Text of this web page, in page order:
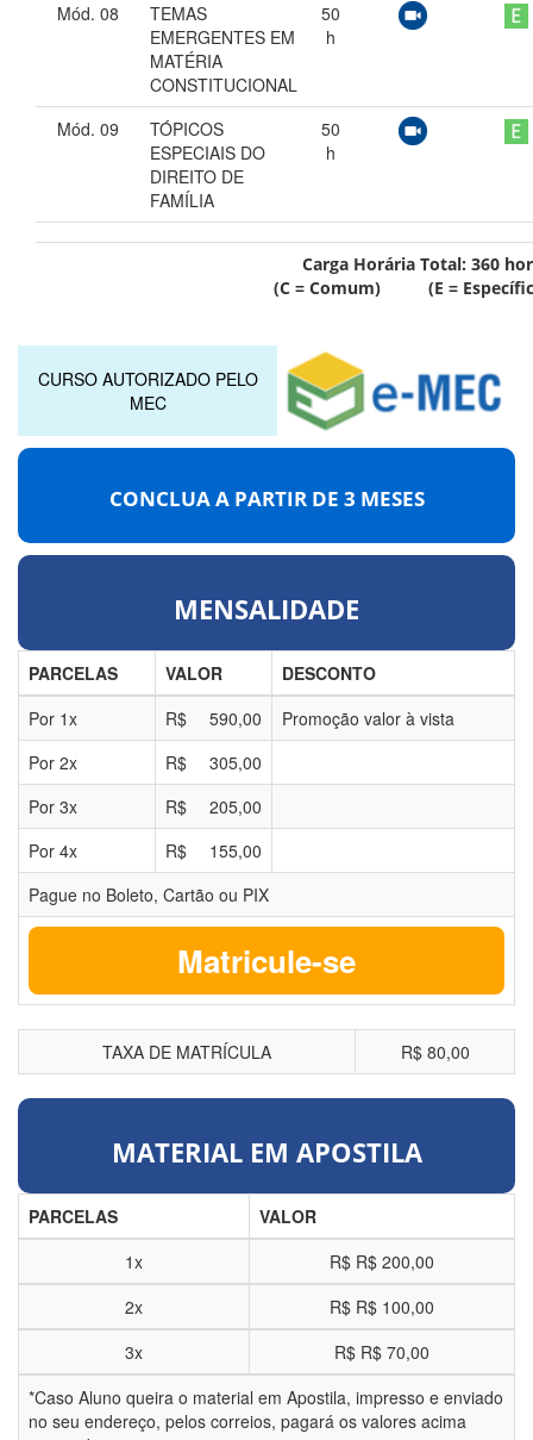
Mód. 08
TEMAS
EMERGENTES EM
MATÉRIA
CONSTITUCIONAL
50
h
Mód. 09
TÓPICOS
ESPECIAIS DO
DIREITO DE
FAMÍLIA
50
h
Carga Horária Total: 360
(C = Comum) (E =
CURSO AUTORIZADO PELO
MEC
CONCLUA A PARTIR DE 3 MESES
MENSALIDADE
PARCELAS VALOR
DESCONTO
Por 1x R$ 590,00
Promoção valor à vista
Por 2x R$
305,00
Por 3x R$
205,00
Por 4x R$
155,00
Pague no Boleto, Cartão ou PIX
Matricule-se
TAXA DE MATRÍCULA R$ 80,00
MATERIAL EM APOSTILA
PARCELAS
VALOR
1x
R$ R$ 200,00
2x
R$ R$ 100,00
3x
R$ R$ 70,00
*Caso Aluno queira o material em Apostila, impresso e enviado
no seu endereço, pelos correios, pagará os valores acima